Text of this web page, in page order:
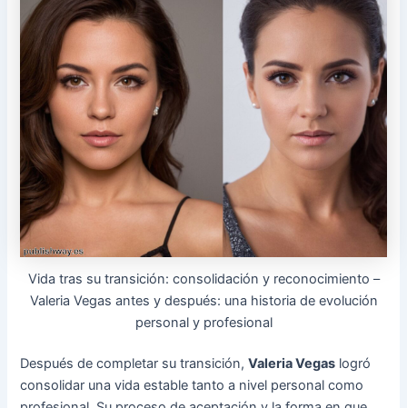
Vida tras su transición: consolidación y reconocimiento –
Valeria Vegas antes y después: una historia de evolución
personal y profesional
Después de completar su transición,Valeria Vegas logró
consolidar una vida estable tanto a nivel personal como